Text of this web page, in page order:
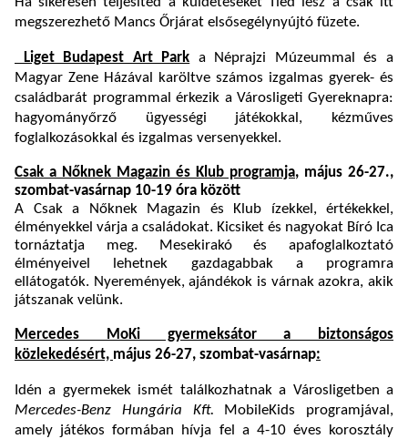
megszerezhető Mancs Őrjárat elsősegélynyújtó füzete.
Liget Budapest Art Park a Néprajzi Múzeummal és a
Magyar Zene Házával karöltve számos izgalmas gyerek- és
családbarát programmal érkezik a Városligeti Gyereknapra:
hagyományőrző ügyességi játékokkal, kézműves
foglalkozásokkal és izgalmas versenyekkel.
Csak a Nőknek Magazin és Klub programja, május 26-27.,
szombat-vasárnap 10-19 óra között
A Csak a Nőknek Magazin és Klub ízekkel, értékekkel,
élményekkel várja a családokat. Kicsiket és nagyokat Bíró Ica
tornáztatja meg. Mesekirakó és apafoglalkoztató
élményeivel lehetnek gazdagabbak a programra
ellátogatók. Nyeremények, ajándékok is várnak azokra, akik
játszanak velünk.
Mercedes MoKi gyermeksátor a biztonságos
közlekedésért, május 26-27, szombat-vasárnap:
Idén a gyermekek ismét találkozhatnak a Városligetben a
Mercedes-Benz Hungária Kft. MobileKids programjával,
amely játékos formában hívja fel a 4-10 éves korosztály